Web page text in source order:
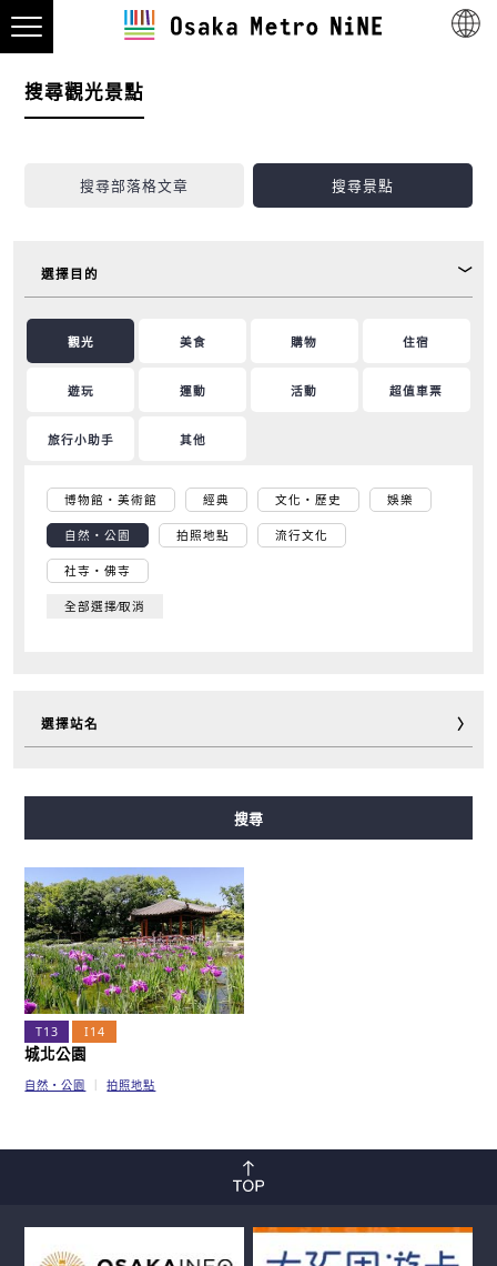
搜尋觀光景點
搜尋部落格文章 搜尋景點
選擇目的
觀光 美食 購物 住宿
遊玩 運動 活動 超值車票
旅行小助手 其他
博物館・美術館 經典 文化・歷史 娛樂
自然・公園 拍照地點 流行文化
社寺・佛寺
全部選擇∕取消
選擇站名
搜尋
T13 I14
城北公園
自然・公園 拍照地點